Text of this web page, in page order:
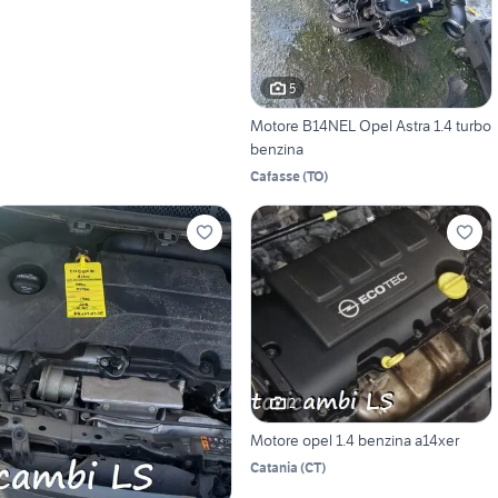
5
Motore B14NEL Opel Astra 1.4 turbo
benzina
Cafasse(TO)
2
Motore opel 1.4 benzina a14xer
Catania (CT)